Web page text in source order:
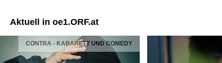
Aktuell in oe1.ORF.at
CONTRA - KABARETT UND COMEDY